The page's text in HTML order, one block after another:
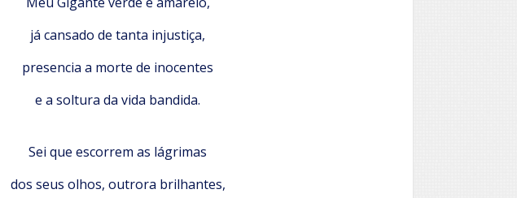
já cansado de tanta injustiça,
presencia a morte de inocentes
e a soltura da vida bandida.
Sei que escorrem as lágrimas
dos seus olhos, outrora brilhantes,